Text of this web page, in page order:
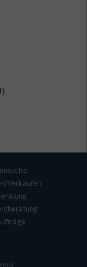
/ Kreisfreie Stadt
Verkaufen